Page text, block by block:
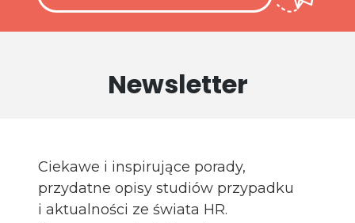
Newsletter
Ciekawe i inspirujące porady,
przydatne opisy studiów przypadku
i aktualności ze świata HR.